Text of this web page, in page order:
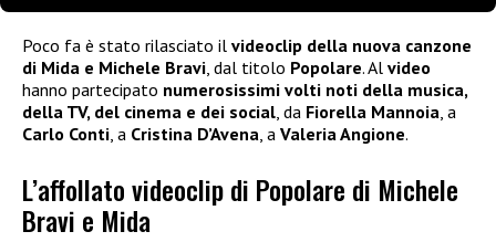
Poco fa è stato rilasciato il videoclip della nuova canzone
di Mida e Michele Bravi , dal titolo Popolare. Al video
hanno partecipato numerosissimi volti noti della musica,
della TV, del cinema e dei social , da Fiorella Mannoia , a
Carlo Conti , a Cristina D’Avena , a Valeria Angione.
L’affollato videoclip di Popolare di Michele
Bravi e Mida